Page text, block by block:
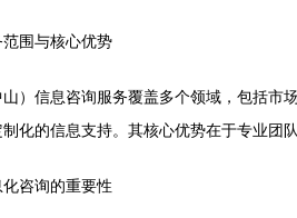
围与核心优势
）信息咨询服务覆盖多个领域，包括市
化的信息支持。其核心优势在于专业团
化咨询的重要性